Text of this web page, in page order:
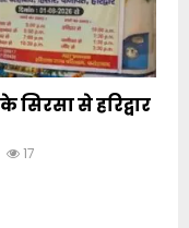
से हरिद्वार
17